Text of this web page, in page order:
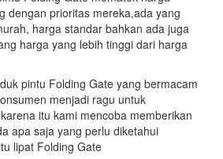
dengan prioritas mereka,ada yang
harga standar bahkan ada juga
harga yang lebih tinggi dari harga
pintu Folding Gate yang bermacam
menjadi ragu untuk
itu kami mencoba memberikan
apa saja yang perlu diketahui
lipat Folding Gate